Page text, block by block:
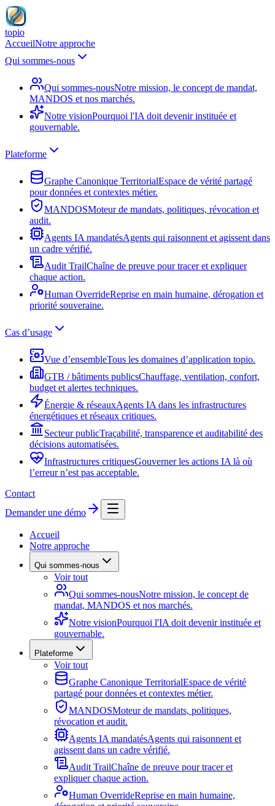
topio
AccueilNotre approche
Qui sommes-nous
Qui sommes-nousNotre mission, le concept de mandat,
MANDOS et nos marchés.
Notre visionPourquoi l'IA doit devenir instituée et
gouvernable.
Plateforme
Graphe Canonique TerritorialEspace de vérité partagé
pour données et contextes métier.
MANDOSMoteur de mandats, politiques, révocation et
audit.
Agents IA mandatésAgents qui raisonnent et agissent dans
un cadre vérifié.
Audit TrailChaîne de preuve pour tracer et expliquer
chaque action.
Human OverrideReprise en main humaine, dérogation et
priorité souveraine.
Cas d’usage
Vue d’ensembleTous les domaines d’application topio.
GTB / bâtiments publicsChauffage, ventilation, confort,
budget et alertes techniques.
Énergie & réseauxAgents IA dans les infrastructures
énergétiques et réseaux critiques.
Secteur publicTraçabilité, transparence et auditabilité des
décisions automatisées.
Infrastructures critiquesGouverner les actions IA là où
l’erreur n’est pas acceptable.
Contact
Demander une démo
Accueil
Notre approche
Qui sommes-nous
Voir tout
Qui sommes-nousNotre mission, le concept de
mandat, MANDOS et nos marchés.
Notre visionPourquoi l'IA doit devenir instituée et
gouvernable.
Plateforme
Voir tout
Graphe Canonique TerritorialEspace de vérité
partagé pour données et contextes métier.
MANDOSMoteur de mandats, politiques,
révocation et audit.
Agents IA mandatésAgents qui raisonnent et
agissent dans un cadre vérifié.
Audit TrailChaîne de preuve pour tracer et
expliquer chaque action.
Human OverrideReprise en main humaine,